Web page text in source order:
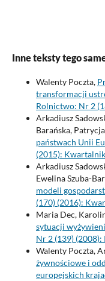
Inne teksty tego
Walenty Poczta,
transformacji
Rolnictwo: Nr 2
Arkadiusz
Barańska,
państwach Unii
(2015):
Arkadiusz
Ewelina Szuba-
modeli
(170) (2016):
Maria Dec,
sytuacji
Nr 2 (139)
Walenty Poczta,
żywnościowe i
europejskich